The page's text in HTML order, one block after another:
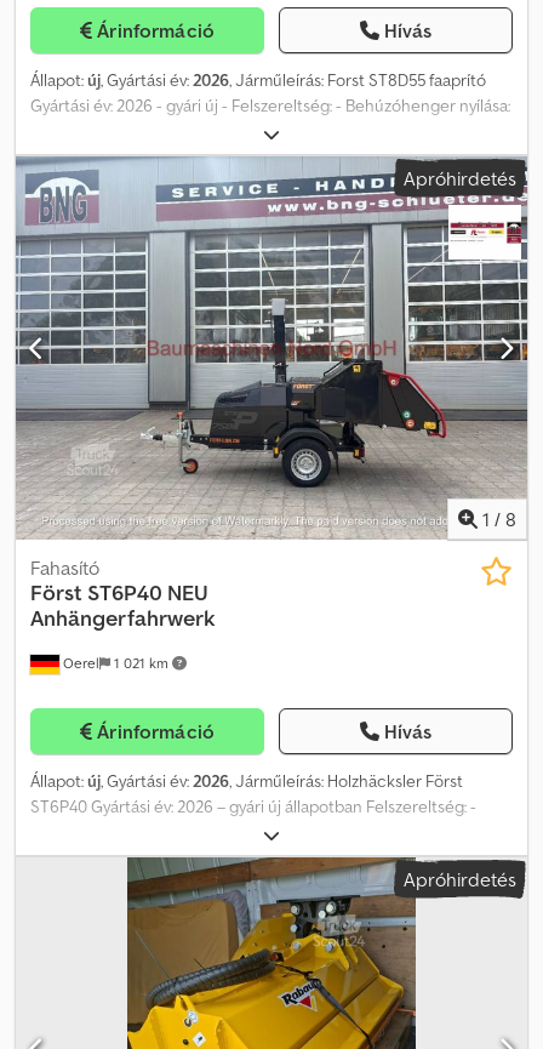
Árinformáció Hívás
Állapot:új, Gyártási év:2026, Járműleírás: Forst ST8D55 faaprító
Gyártási év: 2026 - gyári új - Felszereltség: - Behúzóhenger nyílása:
8” x 10” (200 x 255 mm) - Behúzóhenger rendszer: FörstGrip
behúzóhenger rendszer - Lendkerék rendszer: Felül nyitott
lendkerék 640 x 25 mm, dupla késű 10" - Motor: 55 lóerős Doosan
DPF dízelmotor - No Stress rendszer: AutoIntelligence „No Stress”
berendezés - Teljesen víz- és rezgésálló érintőpadok -
Üzemanyagtartály kapacitása: kb. 35 liter - Zajszint: Lwa 122 dB -
Géphossz (behajtott garat esetén): kb. 3.690 mm - Gépmagasság
(kidobóval): kb. 2.430 mm - Tömeg: kb. 1.375 kg Dcjdpfozap Nmsx
Antjk - Fék: Teljesen fékezett futómű és kézifék Szállítás
futárszolgálattal lehetséges, a költségeket a vevőnek kell állnia. A
változtatás, elírás és közbenső értékesítés jogát fenntartjuk. =
További információk = További információért vegye fel a
kapcsolatot Timm Freese úrral.
Apróhirdetés
1 / 8
Oerel 1 021 km
Fahasító
Först ST6P40 NEU
Anhängerfahrwerk
Árinformáció Hívás
Állapot:új, Gyártási év:2026, Járműleírás: Holzhäcksler Först
ST6P40 Gyártási év: 2026 – gyári új állapotban Felszereltség: -
Behúzóhenger nyílás: 6” x 8” (150 x 200 mm) - Behúzóhenger
rendszer: FörstGrip behúzóhenger rendszer -
Lendkerékrendszer: Felül nyitott lendkerék 640 x 25 mm kettős
késsel 8” - Motor: Briggs & Stratton Vanguard – 40 LE V Twin
benzinmotor - No Stress System AutoIntelligence „No Stress”
berendezés - Teljesen víz- és rezgésálló érintőpanel -
Üzemanyagtartály kapacitás: kb. 30 liter - Zajszint: Lwa 122 dB -
Gép hossza (behajtott tölcsérrel): kb. 3.350 mm - Gép magassága
(kidobóval): kb. 2.285 mm Dsdpfx Anszap Ngjtjck - Súly: kb. 745 kg -
Apróhirdetés